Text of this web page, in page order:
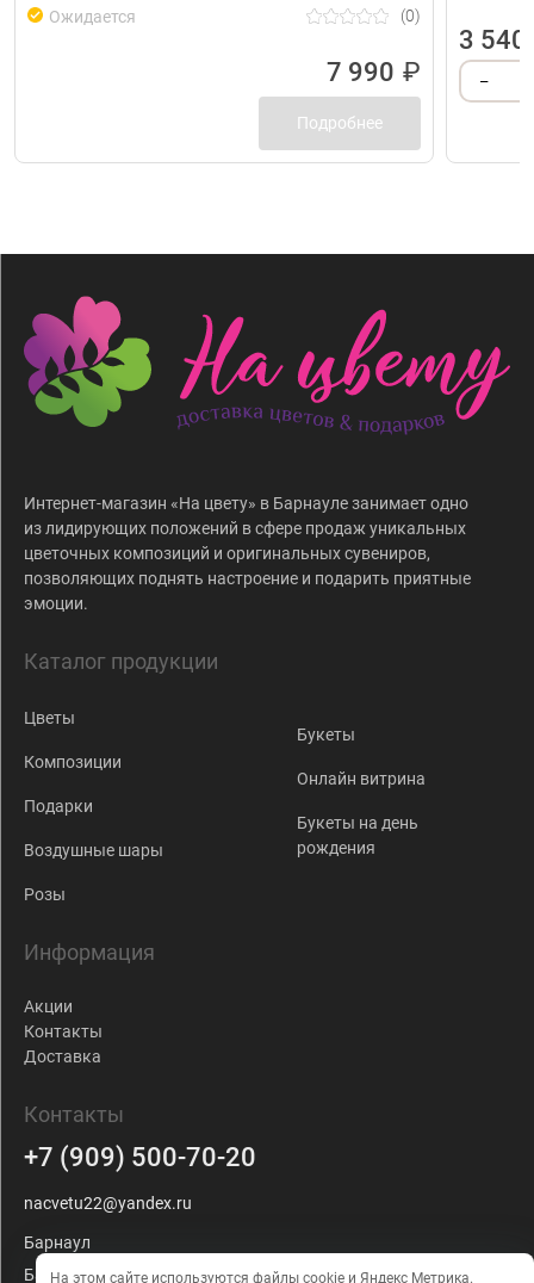
Ожидается (0)
7 990 ₽
Подробнее
3 540
–
Интернет-магазин «На цвету» в Барнауле занимает одно
из лидирующих положений в сфере продаж уникальных
цветочных композиций и оригинальных сувениров,
позволяющих поднять настроение и подарить приятные
эмоции.
Каталог продукции
Цветы
Композиции
Подарки
Воздушные шары
Розы
Букеты
Онлайн витрина
Букеты на день
рождения
Информация
Акции
Контакты
Доставка
Контакты
+7 (909) 500-70-20
nacvetu22@yandex.ru
Барнаул
Балтийская, 103
На этом сайте используются файлы cookie и Яндекс Метрика.